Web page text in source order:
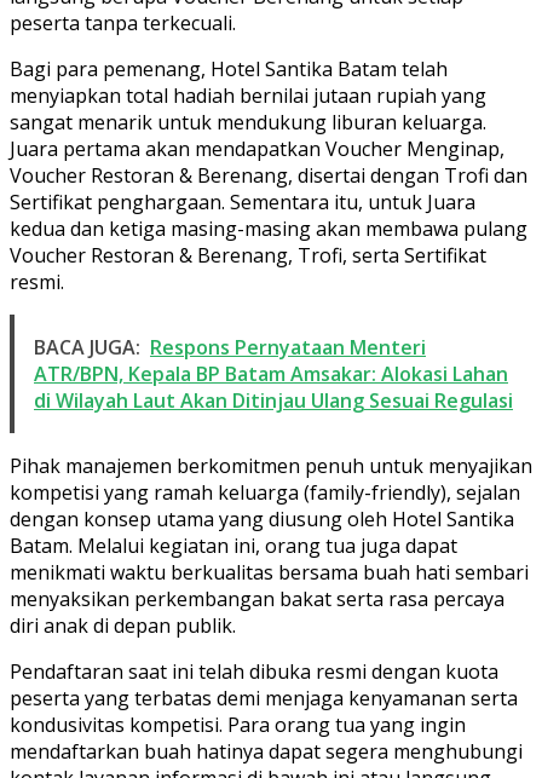
peserta tanpa terkecuali.
Bagi para pemenang, Hotel Santika Batam telah
menyiapkan total hadiah bernilai jutaan rupiah yang
sangat menarik untuk mendukung liburan keluarga.
Juara pertama akan mendapatkan Voucher Menginap,
Voucher Restoran & Berenang, disertai dengan Trofi dan
Sertifikat penghargaan. Sementara itu, untuk Juara
kedua dan ketiga masing-masing akan membawa pulang
Voucher Restoran & Berenang, Trofi, serta Sertifikat
resmi.
BACA JUGA: Respons Pernyataan Menteri
ATR/BPN, Kepala BP Batam Amsakar: Alokasi Lahan
di Wilayah Laut Akan Ditinjau Ulang Sesuai Regulasi
Pihak manajemen berkomitmen penuh untuk menyajikan
kompetisi yang ramah keluarga (family-friendly), sejalan
dengan konsep utama yang diusung oleh Hotel Santika
Batam. Melalui kegiatan ini, orang tua juga dapat
menikmati waktu berkualitas bersama buah hati sembari
menyaksikan perkembangan bakat serta rasa percaya
diri anak di depan publik.
Pendaftaran saat ini telah dibuka resmi dengan kuota
peserta yang terbatas demi menjaga kenyamanan serta
kondusivitas kompetisi. Para orang tua yang ingin
mendaftarkan buah hatinya dapat segera menghubungi